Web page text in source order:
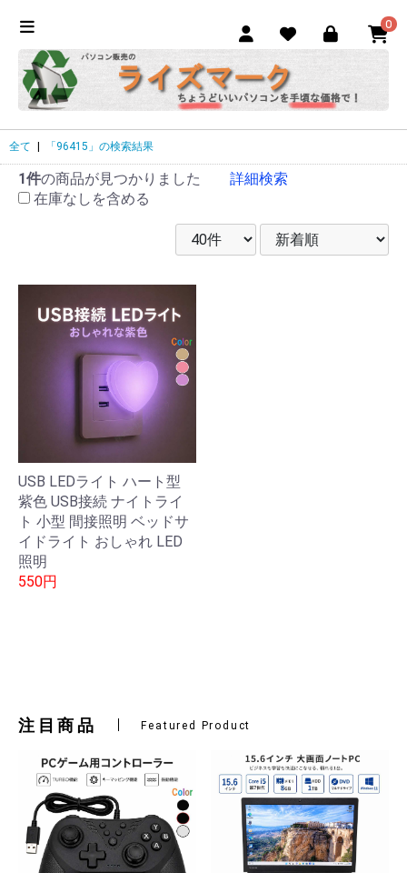
0
全て 「96415」の検索結果
1件の商品が見つかりました
詳細検索
在庫なしを含める
USB LEDライト ハート型
紫色 USB接続 ナイトライ
ト 小型 間接照明 ベッドサ
イドライト おしゃれ LED
照明
550円
注目商品 Featured Product